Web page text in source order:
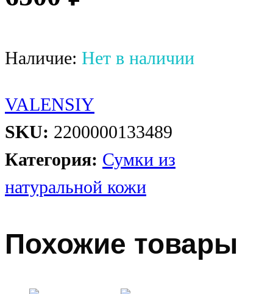
Наличие: Нет в наличии
VALENSIY
SKU: 2200000133489
Категория: Сумки из
натуральной кожи
Похожие товары